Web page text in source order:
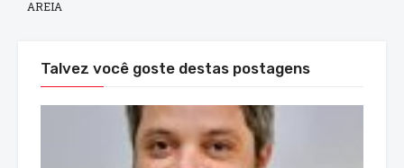
AREIA
Talvez você goste destas postagens